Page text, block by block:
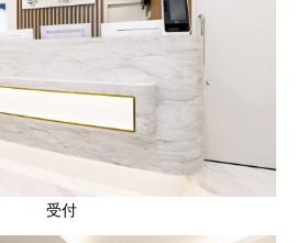
受付